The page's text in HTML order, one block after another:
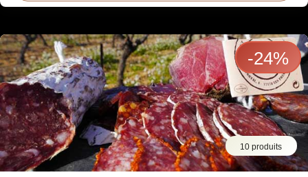
10 produits
-24%